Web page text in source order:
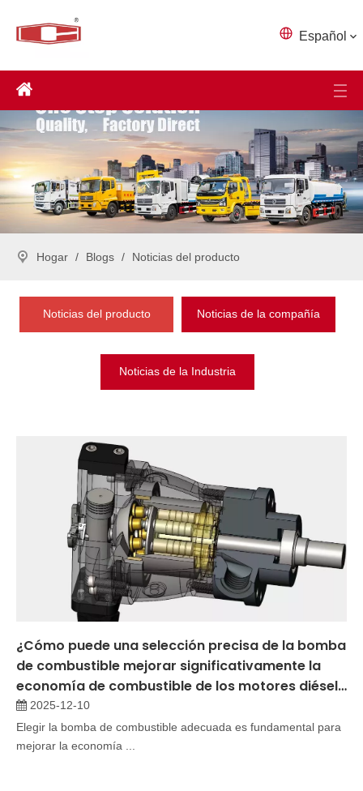
Español
Hogar / Blogs / Noticias del producto
Noticias del producto Noticias de la compañía
Noticias de la Industria
¿Cómo puede una selección precisa de la bomba
de combustible mejorar significativamente la
economía de combustible de los motores diésel
marinos?
2025-12-10
Elegir la bomba de combustible adecuada es fundamental para
mejorar la economía ...